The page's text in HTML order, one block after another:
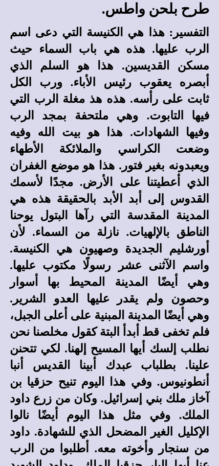
طرح بلحن واطس.
التفسير: هذا هي الكنيسة التي دعى اسم
الرب عليها. هذه هي باب السماء حيث
مسكن القديسين. هذا هو السلم الذي
أبصره يعقوب رئيس الأباء. ورب الكل
ثابت على رأسه. هذه هذ مغلة الرب التي
فيها التابوت. وهي ملتحفة بمجد الرب
وفيها الشهادات. هذا هو بيت الله وفيه
وضعت الكراسي والملائكة الأطهاء
ويعبدونه بغير فتور. هذا هو موضع الغفران
الذي أعطيتنا على الأرض. مجدًا لأسمك
القدوس إلى أبد الأبد بالحقيقة هذه هي
المدينة المقدسة التي رآها البتول يوحنا
الناطق بالإلهيات. نازلة من السماء. لأن
أورشليم الجديدة وصهيون هي الكنيسة.
واسم الآثنى عشر رسولًا مكتوب عليها.
وهي أيضًا المدينة المحيط بها أسوار
وحصون ولم يقدر عليها العدو الشرير.
وهي أيضًا المدينة المبنية على أعلى الجبل،
فلم تخفى قط أبدأ البتة كقول مخلصنا نحن
نطلب إلسك أيها المسيح إلهنا. لكي تتحنن
علينا. بطلباب عبدك أبينا القديس أنبا
أنطونيوس. وفي هذا اليوم تنيح حزقيا بن
آخاز ملك بني إسرائيل. وكان من زرع داود
الملك. وفي مثل هذا اليوم أيضًا نالوا
الإكليل الغير المضحل الذي للشهادة. داود
من سنجار وأخوته معه. أطلبوا من الرب